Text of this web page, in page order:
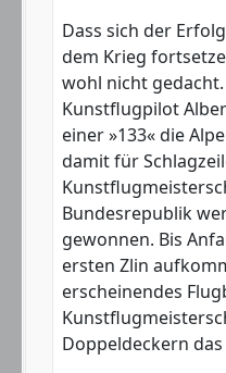
Dass sich der
dem Krieg
wohl nicht
Kunstflugpilot
einer »133« die
damit für
Bundesrepublik
gewonnen. Bis
ersten Zlin
erscheinendes
Doppeldeckern